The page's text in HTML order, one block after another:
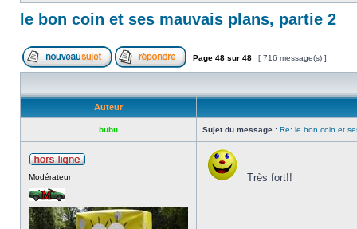
le bon coin et ses mauvais plans, partie 2
Page 48 sur 48 [ 716 message(s) ]
Auteur
bubu Sujet du message : Re: le bon coin et
Modérateur Très fort!!